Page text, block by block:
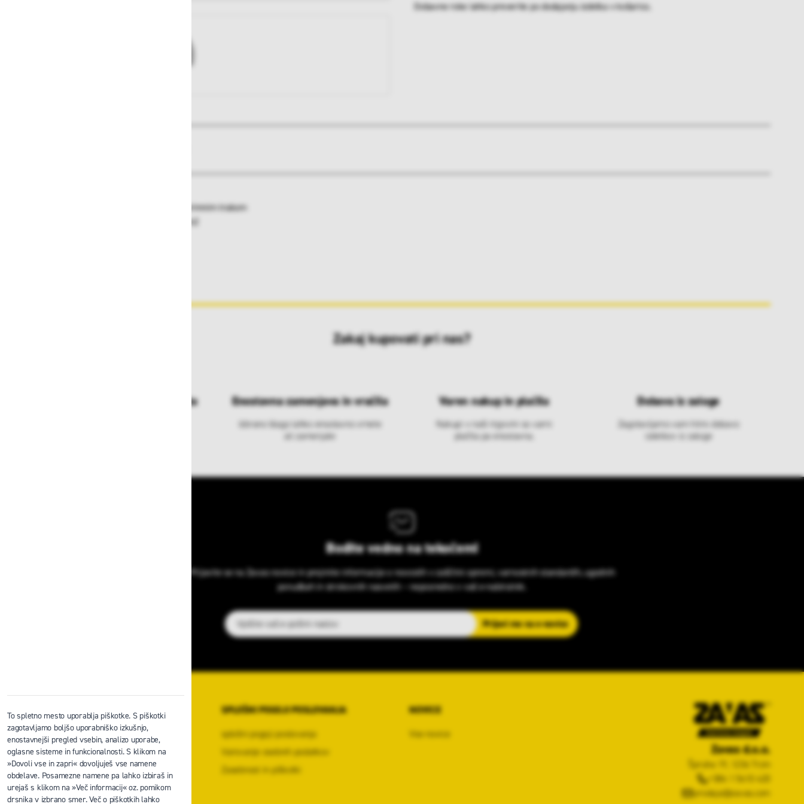
Dobavne roke lahko preverite po dodajanju izdelka v košarico.
Kapa s ščitnikom, nastavitev obsega s sprimnim trakom
100 % brušen bombaž -280 g/m2
Zakaj kupovati pri nas?
Dostava in prevzemna mesta Enostavna zamenjava in vračila
Izbrano blago lahko ensotavno vrnete
ali zamenjate
Varen nakup in plačila
Nakupi v naši trgovini so varni
plačila pa enostavna.
Dobava iz zaloge
Zagotavljamo vam hitro dobavo
izdelkov iz zaloge
Bodite vedno na tekočem!
Prijavite se na Zavas novice in prejmite informacije o novostih v zaščitni opremi, varnostnih standardih, ugodnih
ponudbah in strokovnih nasvetih – neposredno v vaš e-nabiralnik.
E-poštni naslov
Prijavi me na e-novice
O podjetju
Kontaktni center podjetja
Center za varno delo na višini
Zaposlitev
SPLOŠNI POGOJI POSLOVANJA
splošni pogoji poslovanja
Varovanje osebnih podatkov
Zasebnost in piškotki
NOVICE
Vse novice
Zavas d.o.o.
Špruha 19, 1236 Trzin
+386 1 5610 420
prodaja@zavas.com
To spletno mesto uporablja piškotke. S piškotki
zagotavljamo boljšo uporabniško izkušnjo,
enostavnejši pregled vsebin, analizo uporabe,
oglasne sisteme in funkcionalnosti. S klikom na
»Dovoli vse in zapri« dovoljuješ vse namene
obdelave. Posamezne namene pa lahko izbiraš in
urejaš s klikom na »Več informacij« oz. pomikom
drsnika v izbrano smer. Več o piškotkih lahko